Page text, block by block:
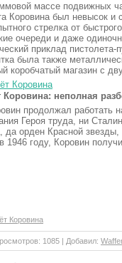
массе подвижных
Коровина был невысок
стрелка от
очереди и даже
приклад
была также
коробчатый магазин с
Коровина: неполная
продолжал работать
Героя труда, ни
да орден Красной
1946 году, Коровин
Коровина
: 1085 | Добавил: